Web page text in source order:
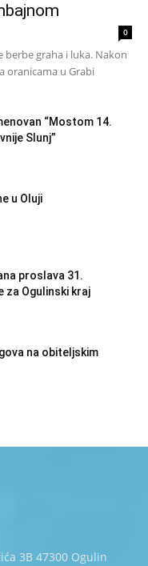
0
graha i luka. Nakon
oranicama u Grabi
“Mostom 14.
Slunj”
u Oluji
proslava 31.
za Ogulinski kraj
na obiteljskim
3B 47300 Ogulin